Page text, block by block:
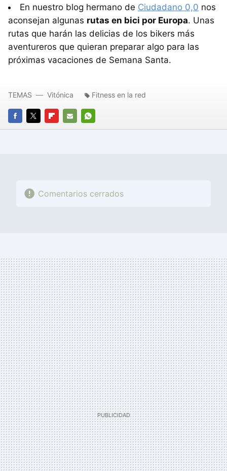
En nuestro blog hermano de Ciudadano 0,0 nos
aconsejan algunas rutas en bici por Europa. Unas
rutas que harán las delicias de los bikers más
aventureros que quieran preparar algo para las
próximas vacaciones de Semana Santa.
FACEBOOK
TWITTERFLIPBOARD
E-
WHATSAPP
TEMAS Vitónica Fitness en la red
Comentarios cerrados